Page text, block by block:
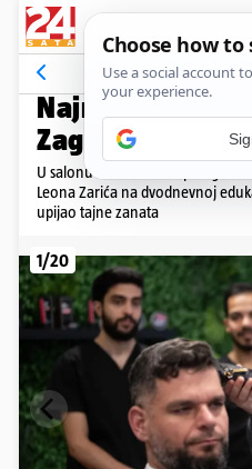
SNOVI SE OSTVARUJU
Najmlađi frizer
Zagrebu na
U salonu Matru Head Spa ugostili
Leona Zarića na dvodnevnoj
upijao tajne zanata
1/20